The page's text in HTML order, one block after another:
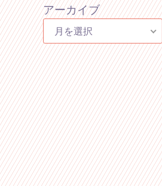
アーカイブ
月を選択